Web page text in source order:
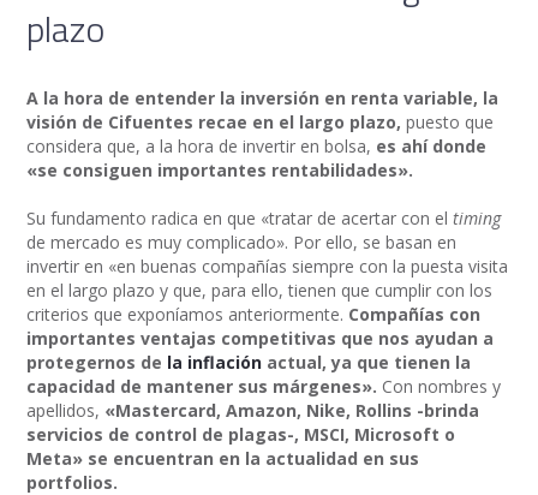
plazo
A la hora de entender la inversión en renta variable, la
visión de Cifuentes recae en el largo plazo,puesto que
considera que, a la hora de invertir en bolsa, es ahí donde
«se consiguen importantes rentabilidades».
Su fundamento radica en que «tratar de acertar con eltiming
de mercado es muy complicado». Por ello, se basan en
invertir en «en buenas compañías siempre con la puesta visita
en el largo plazo y que, para ello, tienen que cumplir con los
criterios que exponíamos anteriormente. Compañías con
importantes ventajas competitivas que nos ayudan a
protegernos de la inflación actual, ya que tienen la
capacidad de mantener sus márgenes». Con nombres y
apellidos, «Mastercard, Amazon, Nike, Rollins -brinda
servicios de control de plagas-, MSCI, Microsoft o
Meta» se encuentran en la actualidad en sus
portfolios.